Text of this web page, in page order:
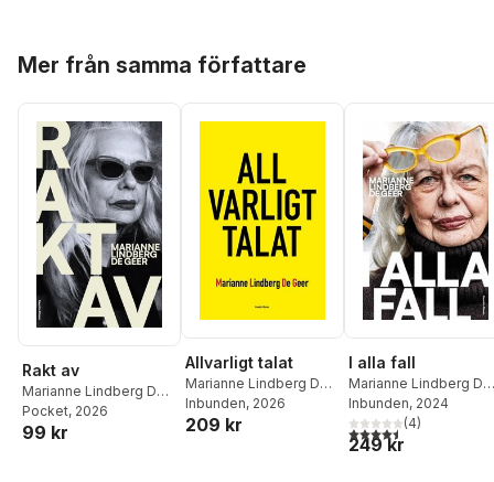
Mer från samma författare
Rakt av
Marianne Lindberg De
Geer
Pocket, 2026
99 kr
Allvarligt talat
Marianne Lindberg De
Geer
Inbunden, 2026
209 kr
I alla fall
Marianne Lindberg De
Geer
Inbunden, 2024
4,5utav 5 stjärnor.
(4)
249 kr